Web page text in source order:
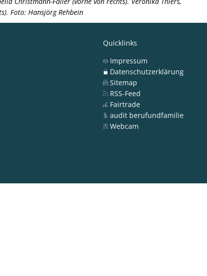
Foto: Hansjörg Rehbein
Quicklinks
Impressum
Datenschutzerklärung
Sitemap
RSS-Feed
Fairtrade
audit berufundfamilie
Webcam